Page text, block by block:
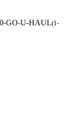
GO-U-HAUL(1-